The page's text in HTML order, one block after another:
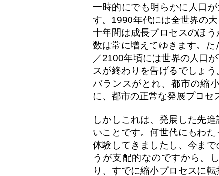
一時的にでも明らかに人口
す。1990年代には全世界の
十年間は成長プロセスのほ
数は常に増えてゆきます。
／2100年頃には世界の人口
スが終わりを告げるでしょ
バランスがとれ、都市の縮
に、都市の正常な発展プロセ
しかしこれは、発展した先
いことです。何世代にもわ
体験してきましたし、今ま
うが支配的なのですから。
り、すでに縮小プロセスに